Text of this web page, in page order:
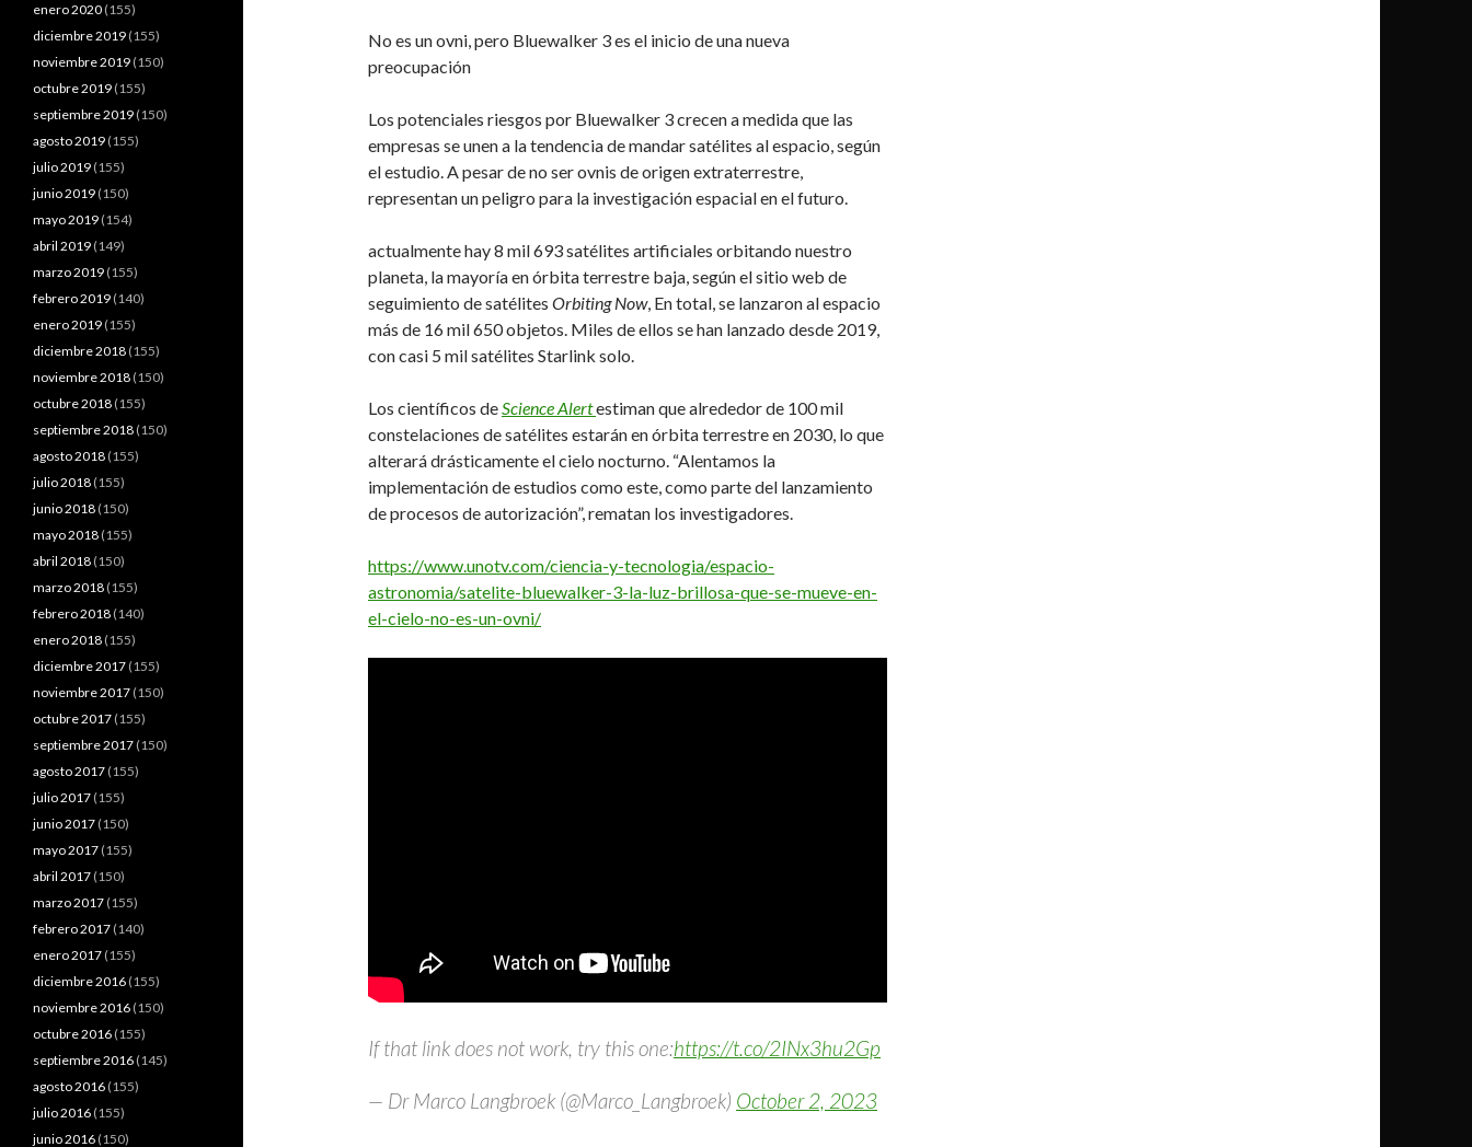
No es un ovni, pero Bluewalker 3 es el inicio de una nueva
preocupación
Los potenciales riesgos por Bluewalker 3 crecen a medida que las
empresas se unen a la tendencia de mandar satélites al espacio, según
el estudio. A pesar de no ser ovnis de origen extraterrestre,
representan un peligro para la investigación espacial en el futuro.
actualmente hay 8 mil 693 satélites artificiales orbitando nuestro
planeta, la mayoría en órbita terrestre baja, según el sitio web de
seguimiento de satélites Orbiting Now, En total, se lanzaron al espacio
más de 16 mil 650 objetos. Miles de ellos se han lanzado desde 2019,
con casi 5 mil satélites Starlink solo.
Los científicos deScience Alertestiman que alrededor de 100 mil
constelaciones de satélites estarán en órbita terrestre en 2030, lo que
alterará drásticamente el cielo nocturno. “Alentamos la
implementación de estudios como este, como parte del lanzamiento
de procesos de autorización”, rematan los investigadores.
https://www.unotv.com/ciencia-y-tecnologia/espacio-
astronomia/satelite-bluewalker-3-la-luz-brillosa-que-se-mueve-en-
el-cielo-no-es-un-ovni/
If that link does not work, try this one:https://t.co/2INx3hu2Gp
— Dr Marco Langbroek (@Marco_Langbroek) October 2, 2023
enero 2020 (155)
diciembre 2019 (155)
noviembre 2019 (150)
octubre 2019 (155)
septiembre 2019 (150)
agosto 2019 (155)
julio 2019 (155)
junio 2019 (150)
mayo 2019 (154)
abril 2019 (149)
marzo 2019 (155)
febrero 2019 (140)
enero 2019 (155)
diciembre 2018 (155)
noviembre 2018 (150)
octubre 2018 (155)
septiembre 2018 (150)
agosto 2018 (155)
julio 2018 (155)
junio 2018 (150)
mayo 2018 (155)
abril 2018 (150)
marzo 2018 (155)
febrero 2018 (140)
enero 2018 (155)
diciembre 2017 (155)
noviembre 2017 (150)
octubre 2017 (155)
septiembre 2017 (150)
agosto 2017 (155)
julio 2017 (155)
junio 2017 (150)
mayo 2017 (155)
abril 2017 (150)
marzo 2017 (155)
febrero 2017 (140)
enero 2017 (155)
diciembre 2016 (155)
noviembre 2016 (150)
octubre 2016 (155)
septiembre 2016 (145)
agosto 2016 (155)
julio 2016 (155)
junio 2016 (150)